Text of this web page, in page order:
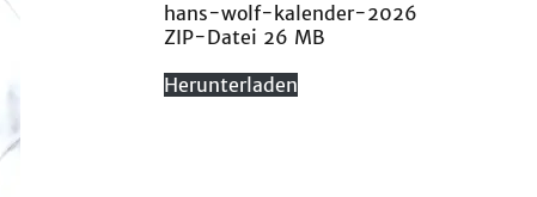
hans-wolf-kalender-2026
ZIP-Datei 26 MB
Herunterladen